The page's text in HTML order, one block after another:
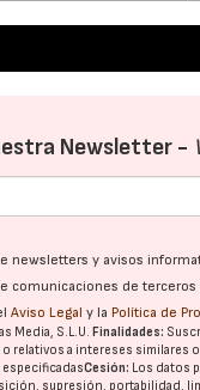
Newsletter -
newsletters y avisos
comunicaciones de
Aviso Legal y la Política de
Media, S.L.U. Finalidades:
relativos a intereses similares
especificadasCesión: Los datos
supresión, portabilidad,